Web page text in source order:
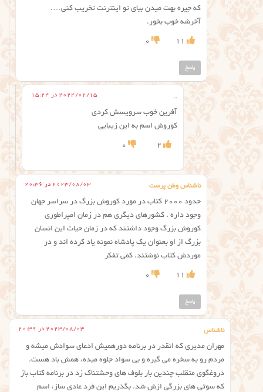
که جیره بهت میدن بیای تو اینترنت تخریب کنی….
آخرشه خوب بخور.
11
0
پاسخ
.. 2024/02/15 در 15:24
آفرین خوب سرویسش کردی
کوروش اسم به این زیبایی
2
0
ناشناس وطن پرست 2023/08/03 در 20:36
حدود ۲۰۰۰ کتاب در مورد کوروش بزرگ در سراسر جهان
وجود داره . کشورهای دیگری هم در زمان امپراطوری
کوروش بزرگ وجود داشتند که در زمان حیات این انسان
بزرگ از او بعنوان یک پادشاه نمونه یاد کرده اند و در
موردش کتاب نوشتند. کمی تفکر
11
0
پاسخ
ناشناس 2023/08/03 در 20:39
مهران مدیری که انقدر در برنامه دورهمیش ادعای سوادش میشه و
مردم رو به سخره می گیره و بی سواد جلوه میده، همش باد هست.
دروغگوی متقلب چندین بار بلوف های وحشتناک زد در برنامه کتاب باز
که سوتی های بزرگی ازش شد. بگذریم این فرد عادی ساز، اسم